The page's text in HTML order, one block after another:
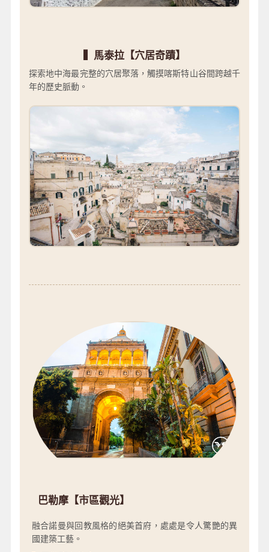
▍馬泰拉【穴居奇蹟】
探索地中海最完整的穴居聚落，觸摸喀斯特山谷間跨越千
年的歷史脈動。
巴勒摩【市區觀光】
融合諾曼與回教風格的絕美首府，處處是令人驚艷的異
國建築工藝。